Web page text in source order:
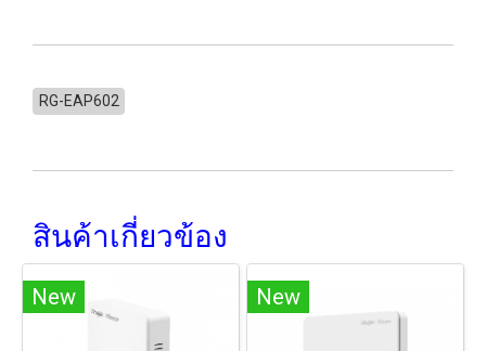
RG-EAP602
สินค้าเกี่ยวข้อง
New New